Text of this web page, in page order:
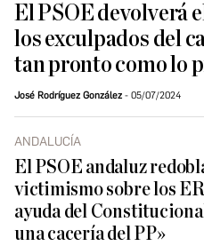
El PSOE devolverá
los exculpados del
tan pronto como lo
José Rodríguez González 05/07/2024
ANDALUCÍA
El PSOE andaluz
victimismo sobre los
ayuda del
una cacería del PP»